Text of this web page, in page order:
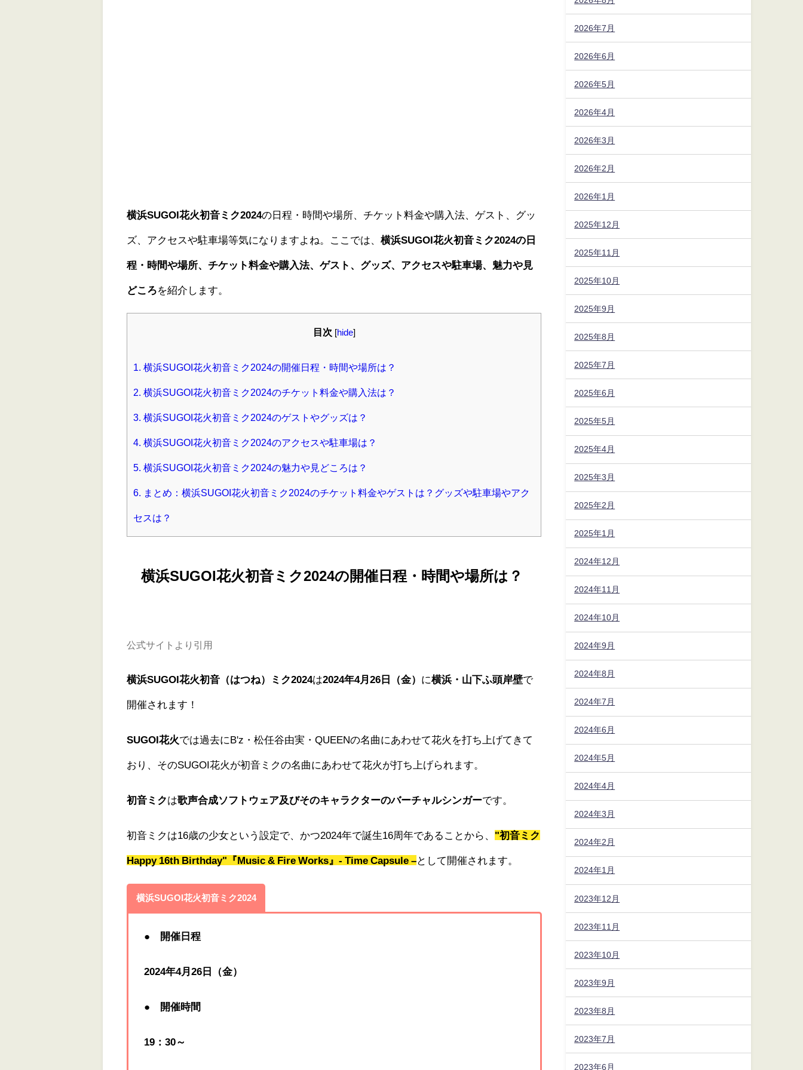
横浜SUGOI花火初音ミク2024の日程・時間や場所、チケット料金や購入法、ゲスト、グッ
ズ、アクセスや駐車場等気になりますよね。ここでは、横浜SUGOI花火初音ミク2024の日
程・時間や場所、チケット料金や購入法、ゲスト、グッズ、アクセスや駐車場、魅力や見
どころを紹介します。
目次 hide]
1. 横浜SUGOI花火初音ミク2024の開催日程・時間や場所は？
2. 横浜SUGOI花火初音ミク2024のチケット料金や購入法は？
3. 横浜SUGOI花火初音ミク2024のゲストやグッズは？
4. 横浜SUGOI花火初音ミク2024のアクセスや駐車場は？
5. 横浜SUGOI花火初音ミク2024の魅力や見どころは？
6. まとめ：横浜SUGOI花火初音ミク2024のチケット料金やゲストは？グッズや駐車場やアク
セスは？
横浜SUGOI花火初音ミク2024の開催日程・時間や場所は？
公式サイトより引用
横浜SUGOI花火初音（はつね）ミク2024は2024年4月26日（金） に横浜・山下ふ頭岸壁で
開催されます！
SUGOI花火では過去にB'z・松任谷由実・QUEENの名曲にあわせて花火を打ち上げてきて
おり、そのSUGOI花火が初音ミクの名曲にあわせて花火が打ち上げられます。
初音ミクは歌声合成ソフトウェア及びそのキャラクターのバーチャルシンガーです。
初音ミクは16歳の少女という設定で、かつ2024年で誕生16周年であることから、 "初音ミク
Happy 16th Birthday"『Music & Fire Works』- Time Capsule –として開催されます。
横浜SUGOI花火初音ミク2024
● 開催日程
2024年4月26日（金）
● 開催時間
19：30～
2026年7月
2026年6月
2026年5月
2026年4月
2026年3月
2026年2月
2026年1月
2025年12月
2025年11月
2025年10月
2025年9月
2025年8月
2025年7月
2025年6月
2025年5月
2025年4月
2025年3月
2025年2月
2025年1月
2024年12月
2024年11月
2024年10月
2024年9月
2024年8月
2024年7月
2024年6月
2024年5月
2024年4月
2024年3月
2024年2月
2024年1月
2023年12月
2023年11月
2023年10月
2023年9月
2023年8月
2023年7月
2023年6月